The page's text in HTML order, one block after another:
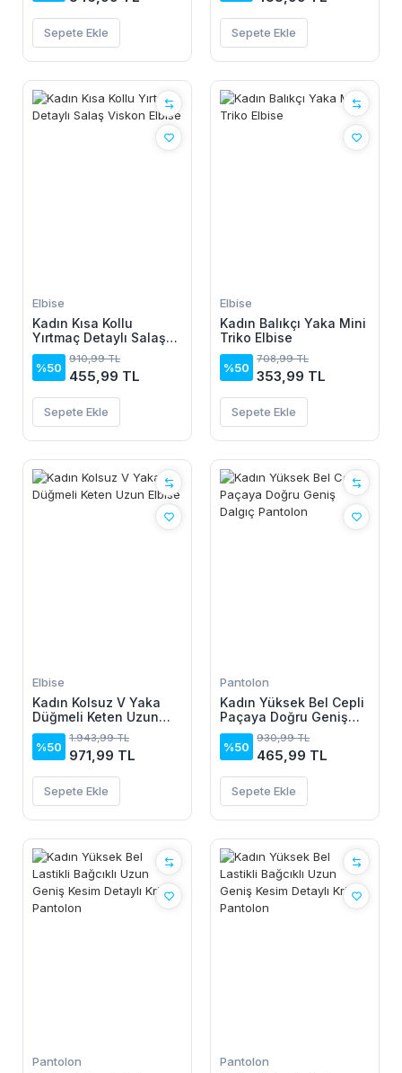
Sepete Ekle Sepete Ekle
Elbise
Kadın Kısa Kollu
Yırtmaç Detaylı Salaş
Viskon Elbise
%50
910,99 TL
455,99 TL
Sepete Ekle
Elbise
Kadın Balıkçı Yaka Mini
Triko Elbise
%50
708,99 TL
353,99 TL
Sepete Ekle
Elbise
Kadın Kolsuz V Yaka
Düğmeli Keten Uzun
Elbise
%50
1.943,99 TL
971,99 TL
Sepete Ekle
Pantolon
Kadın Yüksek Bel Cepli
Paçaya Doğru Geniş
Dalgıç Pantolon
%50
930,99 TL
465,99 TL
Sepete Ekle
Pantolon Pantolon